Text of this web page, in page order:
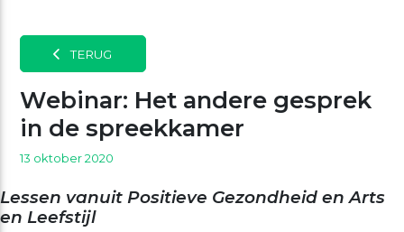
TERUG
Webinar: Het andere gesprek
in de spreekkamer
13 oktober 2020
Lessen vanuit Positieve Gezondheid en Arts
en Leefstijl